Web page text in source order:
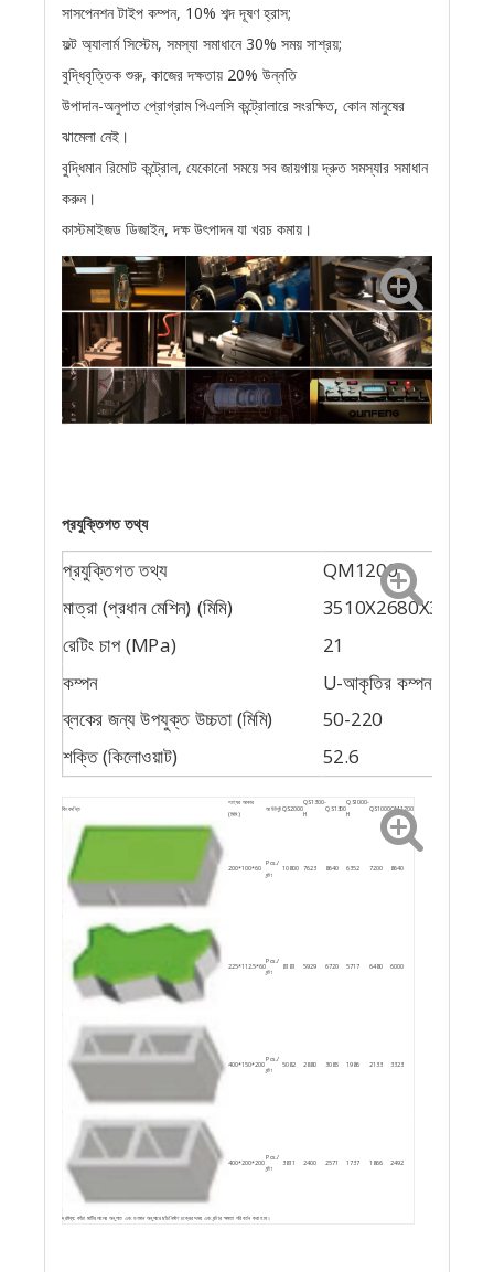
সাসপেনশন টাইপ কম্পন, 10% শব্দ দূষণ হ্রাস;
ফল্ট অ্যালার্ম সিস্টেম, সমস্যা সমাধানে 30% সময় সাশ্রয়;
বুদ্ধিবৃত্তিক শুরু, কাজের দক্ষতায় 20% উন্নতি
উপাদান-অনুপাত প্রোগ্রাম পিএলসি কন্ট্রোলারে সংরক্ষিত, কোন মানুষের
ঝামেলা নেই।
বুদ্ধিমান রিমোট কন্ট্রোল, যেকোনো সময়ে সব জায়গায় দ্রুত সমস্যার সমাধান
করুন।
কাস্টমাইজড ডিজাইন, দক্ষ উৎপাদন যা খরচ কমায়।
প্রযুক্তিগত তথ্য
প্রযুক্তিগত তথ্য
QM1200
মাত্রা (প্রধান মেশিন) (মিমি)
3510X2680X3245
রেটিং চাপ (MPa)
21
কম্পন
U-আকৃতির কম্পন
ব্লকের জন্য উপযুক্ত উচ্চতা (মিমি)
50-220
শক্তি (কিলোওয়াট) 52.6
কিংবদন্তি
পণ্যের আকার
(মিমি)
আউটপুটQS2000
QS1300-
H
QS1300
QS1000-
H
QS1000QM1200
200*100*60
Pcs./
ঘন্টা
10800 7623 8640 6352 7200 8640
225*112.5*60
Pcs./
ঘন্টা
8181 5929 6720 5717 6480 6000
400*150*200
Pcs./
ঘন্টা
5082 2880 3085 1986 2133 3323
400*200*200
Pcs./
ঘন্টা
3811 2400 2571 1737 1866 2492
দ্রষ্টব্য: কাঁচা মাটিরলালের অনুপাত এবং গুণমান অনুসারে ছাঁচনির্মাণ চক্রের সময় এবং ঘন্টার ক্ষমতা পরিবর্তন করা হবে।